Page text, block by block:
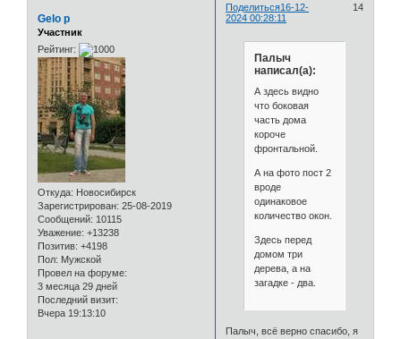
Поделиться 14
16-12-
2024 00:28:11
Gelo p
Участник
Рейтинг:
Откуда: Новосибирск
Зарегистрирован: 25-08-2019
Сообщений: 10115
Уважение: +13238
Позитив: +4198
Пол: Мужской
Провел на форуме:
3 месяца 29 дней
Последний визит:
Вчера 19:13:10
Палыч
написал(а):
А здесь видно
что боковая
часть дома
короче
фронтальной.
А на фото пост 2
вроде
одинаковое
количество окон.
Здесь перед
домом три
дерева, а на
загадке - два.
Палыч, всё верно спасибо, я